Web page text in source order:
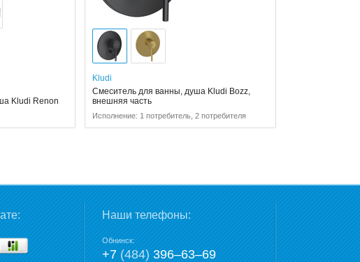
Kludi Renon
Kludi
Смеситель для ванны, душа Kludi Bozz,
внешняя часть
Исполнение: 1 потребитель, 2 потребителя
Наши телефоны:
Обнинск:
+7(484)396‒63‒69